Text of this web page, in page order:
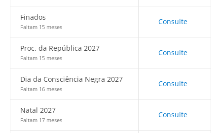
Finados
Faltam 15 meses
Consulte
Proc. da República 2027
Faltam 15 meses
Consulte
Dia da Consciência Negra 2027
Faltam 16 meses
Consulte
Natal 2027
Faltam 17 meses
Consulte